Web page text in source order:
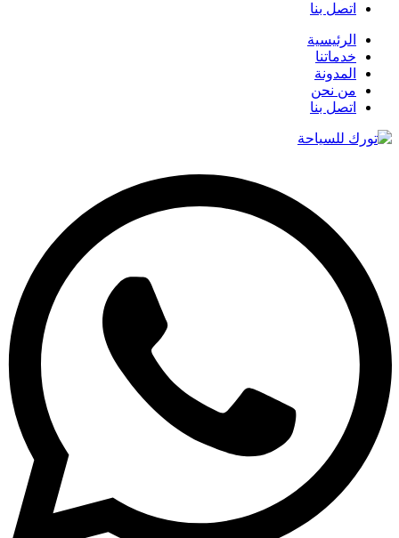
اتصل بنا
الرئيسية
خدماتنا
المدونة
من نحن
اتصل بنا